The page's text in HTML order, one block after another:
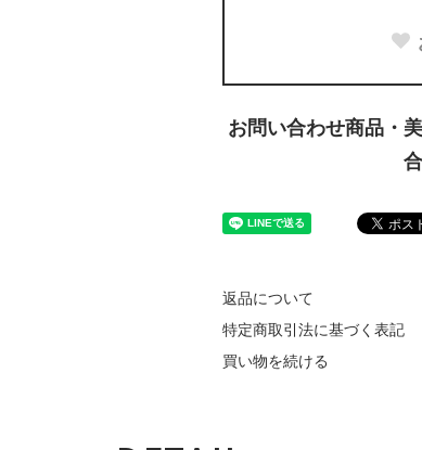
お問い合わせ商品・
返品について
特定商取引法に基づく表記
買い物を続ける